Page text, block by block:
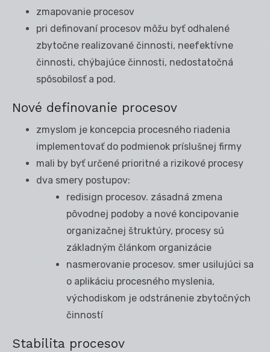
zmapovanie procesov
pri definovaní procesov môžu byť odhalené
zbytočne realizované činnosti, neefektívne
činnosti, chýbajúce činnosti, nedostatočná
spôsobilosť a pod.
Nové definovanie procesov
zmyslom je koncepcia procesného riadenia
implementovať do podmienok príslušnej firmy
mali by byť určené prioritné a rizikové procesy
dva smery postupov:
redisign procesov. zásadná zmena
pôvodnej podoby a nové koncipovanie
organizačnej štruktúry, procesy sú
základným článkom organizácie
nasmerovanie procesov. smer usilujúci sa
o aplikáciu procesného myslenia,
východiskom je odstránenie zbytočných
činností
Stabilita procesov